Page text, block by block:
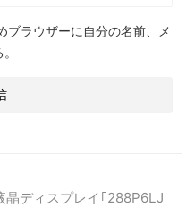
ブラウザーに自分の名前、メ
ディスプレイ｢288P6LJ